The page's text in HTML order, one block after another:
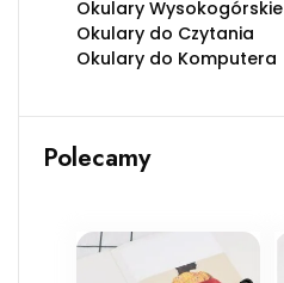
Okulary Wysokogórskie
Okulary do Czytania
Okulary do Komputera
Polecamy